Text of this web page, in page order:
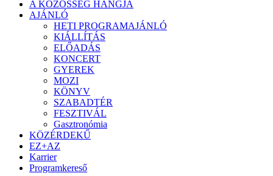
A KÖZÖSSÉG HANGJA
AJÁNLÓ
HETI PROGRAMAJÁNLÓ
KIÁLLÍTÁS
ELŐADÁS
KONCERT
GYEREK
MOZI
KÖNYV
SZABADTÉR
FESZTIVÁL
Gasztronómia
KÖZÉRDEKŰ
EZ+AZ
Karrier
Programkereső